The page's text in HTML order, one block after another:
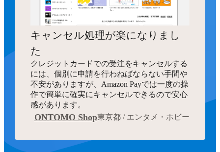
キャンセル処理が楽になりまし
た
クレジットカードでの受注をキャンセルする
には、個別に申請を行わねばならない手間や
不安がありますが、Amazon Payでは一度の操
作で簡単に確実にキャンセルできるので安心
感があります。
ONTOMO Shop東京都 / エンタメ・ホビー